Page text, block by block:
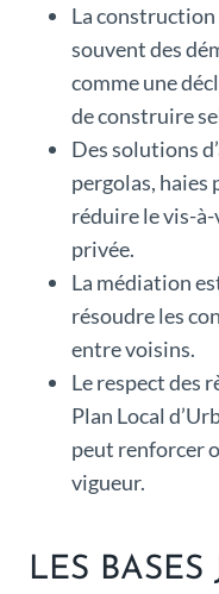
La construction
souvent des
comme une
de construire
Des solutions
pergolas,
réduire le vis-
privée.
La médiation
résoudre les
entre voisins.
Le respect des
Plan Local
peut renforcer
vigueur.
LES